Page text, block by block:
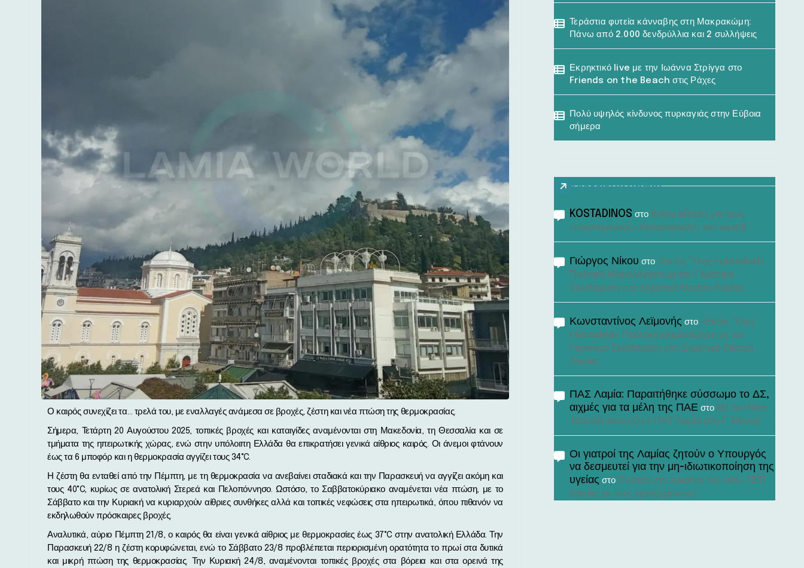
Ο καιρός συνεχίζει τα… τρελά του, με εναλλαγές ανάμεσα σε βροχές, ζέστη και νέα πτώση της θερμοκρασίας.
Σήμερα, Τετάρτη 20 Αυγούστου 2025, τοπικές βροχές και καταιγίδες αναμένονται στη Μακεδονία, τη Θεσσαλία και σε
τμήματα της ηπειρωτικής χώρας, ενώ στην υπόλοιπη Ελλάδα θα επικρατήσει γενικά αίθριος καιρός. Οι άνεμοι φτάνουν
έως τα 6 μποφόρ και η θερμοκρασία αγγίζει τους 34°C.
Η ζέστη θα ενταθεί από την Πέμπτη, με τη θερμοκρασία να ανεβαίνει σταδιακά και την Παρασκευή να αγγίζει ακόμη και
τους 40°C, κυρίως σε ανατολική Στερεά και Πελοπόννησο. Ωστόσο, το Σαββατοκύριακο αναμένεται νέα πτώση, με το
Σάββατο και την Κυριακή να κυριαρχούν αίθριες συνθήκες αλλά και τοπικές νεφώσεις στα ηπειρωτικά, όπου πιθανόν να
εκδηλωθούν πρόσκαιρες βροχές.
Αναλυτικά, αύριο Πέμπτη 21/8, ο καιρός θα είναι γενικά αίθριος με θερμοκρασίες έως 37°C στην ανατολική Ελλάδα. Την
Παρασκευή 22/8 η ζέστη κορυφώνεται, ενώ το Σάββατο 23/8 προβλέπεται περιορισμένη ορατότητα το πρωί στα δυτικά
και μικρή πτώση της θερμοκρασίας. Την Κυριακή 24/8, αναμένονται τοπικές βροχές στα βόρεια και στα ορεινά της
Τεράστια φυτεία κάνναβης στη Μακρακώμη:
Πάνω από 2.000 δενδρύλλια και 2 συλλήψεις
Εκρηκτικό live με την Ιωάννα Στρίγγα στο
Friends on the Beach στις Ράχες
Πολύ υψηλός κίνδυνος πυρκαγιάς στην Εύβοια
σήμερα
Πρόσφατα σχόλια
KOSTADINOS στο Βγήκε είδηση για τους
«τσιμπημένους» λογαριασμούς του νερού!
Γιώργος Νίκου στο «Εκτός Ύλης reloaded»:
Πολιτική εξομολόγηση με τον Γεράσιμο
Σκιαδαρέση στο Δημοτικό Θέατρο Λαμίας
Κωνσταντίνος Λεϊμονής στο «Εκτός Ύλης
reloaded»: Πολιτική εξομολόγηση με τον
Γεράσιμο Σκιαδαρέση στο Δημοτικό Θέατρο
Λαμίας
ΠΑΣ Λαμία: Παραιτήθηκε σύσσωμο το ΔΣ,
αιχμές για τα μέλη της ΠΑΕ στο Με τον Νίκο
Τσιλαλή συνεχίζει ο ΠΑΣ Λαμία στη Γ’ Εθνική
Οι γιατροί της Λαμίας ζητούν ο Υπουργός
να δεσμευτεί για την μη-ιδιωτικοποίηση της
υγείας στο Ένταση στα εγκαίνια του νέου ΤΕΠ
Λαμίας με τους εργαζόμενους!